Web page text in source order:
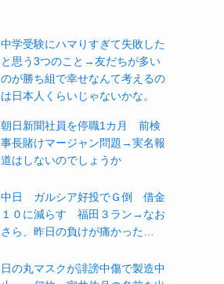
中学受験にハマりすぎて失敗した
と思う3つのこと→友だちが多い
のが勝ち組で幸せなんて考えるの
は日本人くらいじゃないかな。
朝日新聞社員を停職1カ月 前検
事長賭けマージャン問題→実名報
道はしないのでしょうか
中日 ガルシア好投でＧ倒 借金
１０に減らす 福田３ラン→なお
さら、昨日の負けが痛かった…
日の丸マスクが誹謗中傷で製造中